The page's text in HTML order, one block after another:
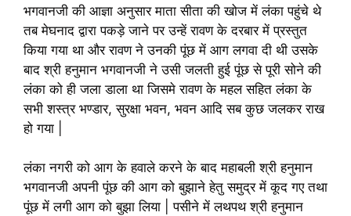
भगवानजी की आज्ञा अनुसार माता सीता की खोज में लंका पहुंचे थे
तब मेघनाद द्वारा पकड़े जाने पर उन्हें रावण के दरबार में प्रस्तुत
किया गया था और रावण ने उनकी पूंछ में आग लगवा दी थी उसके
बाद श्री हनुमान भगवानजी ने उसी जलती हुई पूंछ से पूरी सोने की
लंका को ही जला डाला था जिसमे रावण के महल सहित लंका के
सभी शस्त्र भण्डार, सुरक्षा भवन, भवन आदि सब कुछ जलकर राख
हो गया |
लंका नगरी को आग के हवाले करने के बाद महाबली श्री हनुमान
भगवानजी अपनी पूंछ की आग को बुझाने हेतु समुद्र में कूद गए तथा
पूंछ में लगी आग को बुझा लिया | पसीने में लथपथ श्री हनुमान